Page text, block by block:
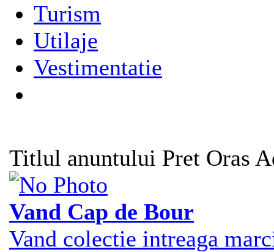
Turism
Utilaje
Vestimentatie
Titlul anuntului Pret Oras
Vand Cap de Bour
Vand colectie intreaga